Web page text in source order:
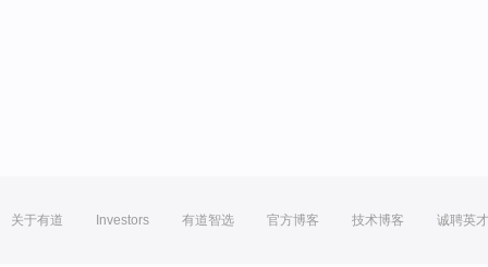
关于有道 Investors 有道智选 官方博客 技术博客 诚聘英才